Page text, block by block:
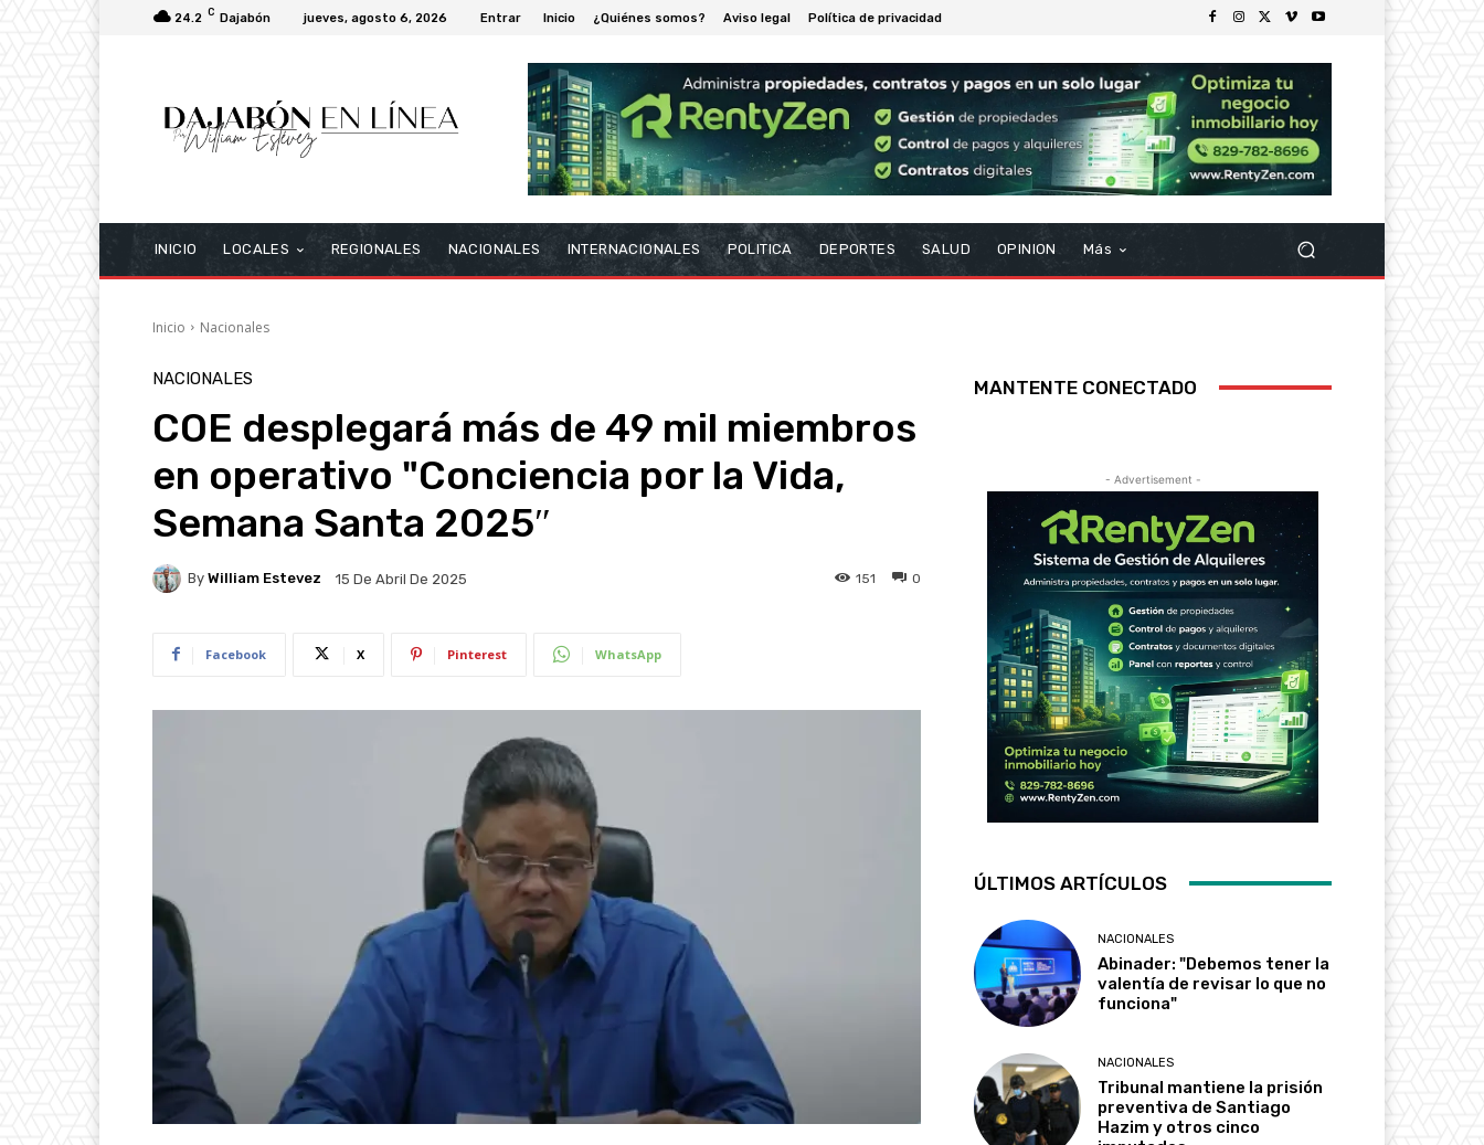
24.2 C Dajabón jueves, agosto 6, 2026 Entrar Inicio ¿Quiénes somos? Aviso legal Política de privacidad
INICIO LOCALES REGIONALES NACIONALES INTERNACIONALES POLITICA DEPORTES SALUD OPINION Más
Inicio Nacionales
NACIONALES
COE desplegará más de 49 mil miembros
en operativo "Conciencia por la Vida,
Semana Santa 2025″
By William Estevez 15 De Abril De 2025 0
151
Facebook X Pinterest WhatsApp
MANTENTE CONECTADO
- Advertisement -
ÚLTIMOS ARTÍCULOS
NACIONALES
Abinader: "Debemos tener la
valentía de revisar lo que no
funciona"
NACIONALES
Tribunal mantiene la prisión
preventiva de Santiago
Hazim y otros cinco